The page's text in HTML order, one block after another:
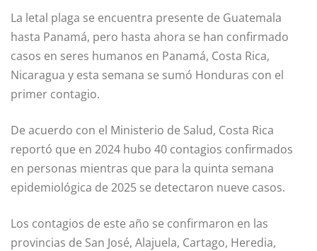
La letal plaga se encuentra presente de Guatemala
hasta Panamá, pero hasta ahora se han confirmado
casos en seres humanos en Panamá, Costa Rica,
Nicaragua y esta semana se sumó Honduras con el
primer contagio.
De acuerdo con el Ministerio de Salud, Costa Rica
reportó que en 2024 hubo 40 contagios confirmados
en personas mientras que para la quinta semana
epidemiológica de 2025 se detectaron nueve casos.
Los contagios de este año se confirmaron en las
provincias de San José, Alajuela, Cartago, Heredia,